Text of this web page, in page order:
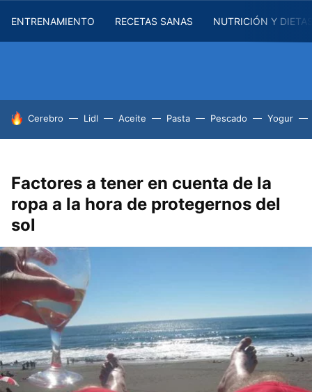
ENTRENAMIENTO RECETAS SANAS NUTRICIÓN Y
HOY SE HABLA DE
Cerebro Lidl Aceite Pasta Pescado Yogur
Factores a tener en cuenta de la
ropa a la hora de protegernos del
sol